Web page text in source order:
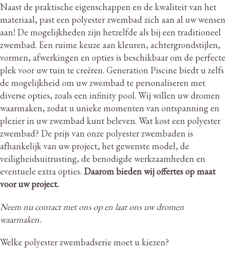
Naast de praktische eigenschappen en de kwaliteit van het
materiaal, past een polyester zwembad zich aan al uw wensen
aan! De mogelijkheden zijn hetzelfde als bij een traditioneel
zwembad. Een ruime keuze aan kleuren, achtergrondstijlen,
vormen, afwerkingen en opties is beschikbaar om de perfecte
plek voor uw tuin te creëren. Generation Piscine biedt u zelfs
de mogelijkheid om uw zwembad te personaliseren met
diverse opties, zoals een infinity pool. Wij willen uw dromen
waarmaken, zodat u unieke momenten van ontspanning en
plezier in uw zwembad kunt beleven. Wat kost een polyester
zwembad? De prijs van onze polyester zwembaden is
afhankelijk van uw project, het gewenste model, de
veiligheidsuitrusting, de benodigde werkzaamheden en
eventuele extra opties. Daarom bieden wij offertes op maat
voor uw project.
Neem nu contact met ons op en laat ons uw dromen
waarmaken.
Welke polyester zwembadserie moet u kiezen?